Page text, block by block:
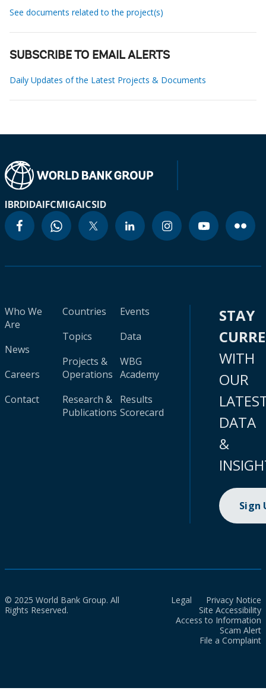
See documents related to the project(s)
SUBSCRIBE TO EMAIL ALERTS
Daily Updates of the Latest Projects & Documents
IBRDIDAIFCMIGAICSID
Who We
Are
News
Careers
Contact
Countries
Topics
Projects &
Operations
Research &
Publications
Events
Data
WBG
Academy
Results
Scorecard
STAY
WITH
OUR
DATA
&
Sign
© 2025 World Bank Group. All
Rights Reserved.
Legal
Privacy Notice
Site Accessibility
Access to Information
Scam Alert
File a Complaint